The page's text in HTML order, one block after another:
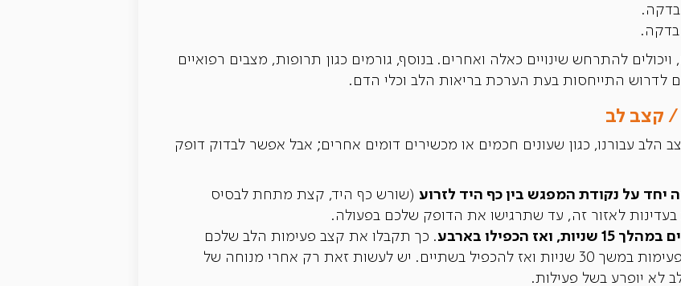
להתרחש שינויים כאלה ואחרים. בנוסף, גורמים כגון תרופות, מצבים רפואיים
לדרוש התייחסות בעת הערכת בריאות הלב וכלי הדם.
/ קצב לב
הלב עבורנו, כגון שעונים חכמים או מכשירים דומים אחרים; אבל אפשר לבדוק דופק
על נקודת המפגש בין כף היד לזרוע (שורש כף היד, קצת מתחת לבסיס
לאזור זה, עד שתרגישו את הדופק שלכם בפעולה.
הכפילו בארבע
. כך תקבלו את קצב פעימות הלב שלכם
בדקה. לחילופין אפשר לספור את הפעימות במשך 30 שניות ואז להכפיל בשתיים. יש לעשות זאת רק אחרי מנוחה של